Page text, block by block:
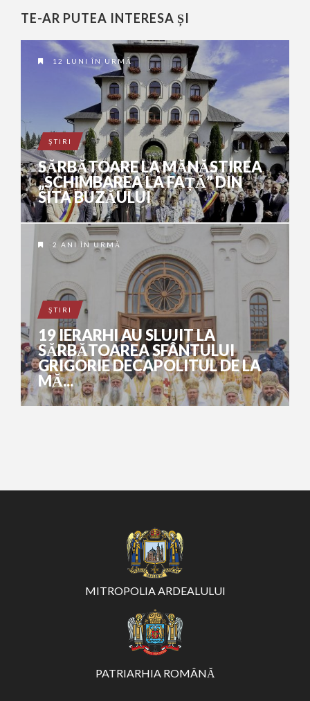
TE-AR PUTEA INTERESA ȘI
12 LUNI ÎN URMĂ
ŞTIRI
SĂRBĂTOARE LA MĂNĂSTIREA
„SCHIMBAREA LA FAȚĂ” DIN
SITA BUZĂULUI
2 ANI ÎN URMĂ
ŞTIRI
19 IERARHI AU SLUJIT LA
SĂRBĂTOAREA SFÂNTULUI
GRIGORIE DECAPOLITUL DE LA
MĂ...
MITROPOLIA ARDEALULUI
PATRIARHIA ROMÂNĂ